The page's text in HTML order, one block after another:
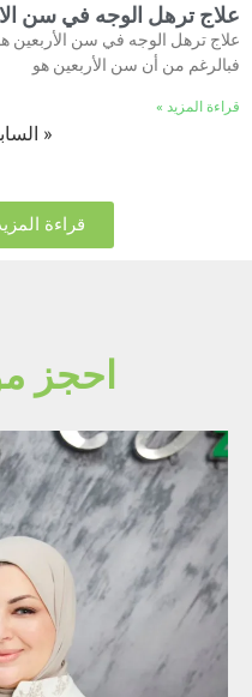
علاج ترهل الوجه في سن
علاج ترهل الوجه في سن الأربعين
فبالرغم من أن سن الأربعين هو
قراءة المزيد »
«
قراءة
احجز